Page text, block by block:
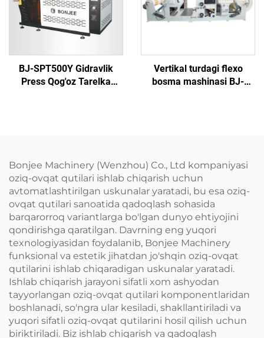
BJ-SPT500Y Gidravlik
Press Qog'oz Tarelka
Vertikal turdagi flexo
bosma mashinasi BJ-
Bonjee Machinery (Wenzhou) Co., Ltd kompaniyasi
oziq-ovqat qutilari ishlab chiqarish uchun
avtomatlashtirilgan uskunalar yaratadi, bu esa oziq-
ovqat qutilari sanoatida qadoqlash sohasida
barqarorroq variantlarga bo'lgan dunyo ehtiyojini
qondirishga qaratilgan. Davrning eng yuqori
texnologiyasidan foydalanib, Bonjee Machinery
funksional va estetik jihatdan jo'shqin oziq-ovqat
qutilarini ishlab chiqaradigan uskunalar yaratadi.
Ishlab chiqarish jarayoni sifatli xom ashyodan
tayyorlangan oziq-ovqat qutilari komponentlaridan
boshlanadi, so'ngra ular kesiladi, shakllantiriladi va
yuqori sifatli oziq-ovqat qutilarini hosil qilish uchun
biriktiriladi. Biz ishlab chiqarish va qadoqlash